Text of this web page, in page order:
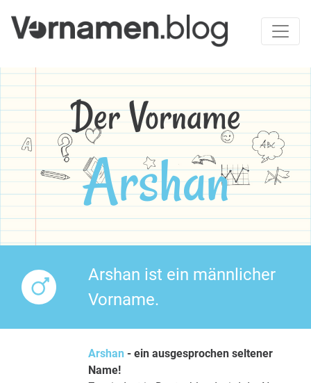
Der Vorname
Arshan
Arshan ist ein männlicher
Vorname.
Arshan - ein ausgesprochen seltener
Name!